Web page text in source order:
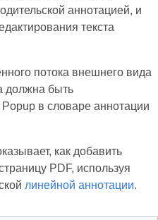
аннотацией, и
текста
потока внешнего вида
должна быть
в словаре аннотации
как добавить
PDF, используя
линейной аннотации.